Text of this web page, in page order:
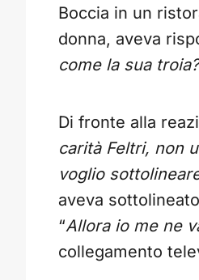
Boccia in un
donna, aveva
come la sua troia?
Di fronte alla
carità Feltri, non
voglio
aveva
“Allora io me ne
collegamento